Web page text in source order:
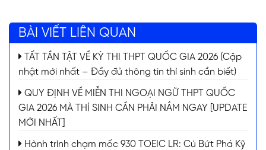
BÀI VIẾT LIÊN QUAN
TẤT TẦN TẬT VỀ KỲ THI THPT QUỐC GIA 2026 (Cập
nhật mới nhất – Đầy đủ thông tin thí sinh cần biết)
QUY ĐỊNH VỀ MIỄN THI NGOẠI NGỮ THPT QUỐC
GIA 2026 MÀ THÍ SINH CẦN PHẢI NẮM NGAY [UPDATE
MỚI NHẤT]
Hành trình chạm mốc 930 TOEIC LR: Cú Bứt Phá Kỹ